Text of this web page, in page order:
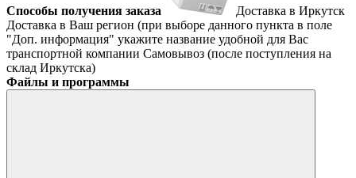
Способы получения заказа
Доставка в Иркутск
Доставка в Ваш регион (при выборе данного пункта в поле
"Доп. информация" укажите название удобной для Вас
транспортной компании Самовывоз (после поступления на
склад Иркутска)
Файлы и программы